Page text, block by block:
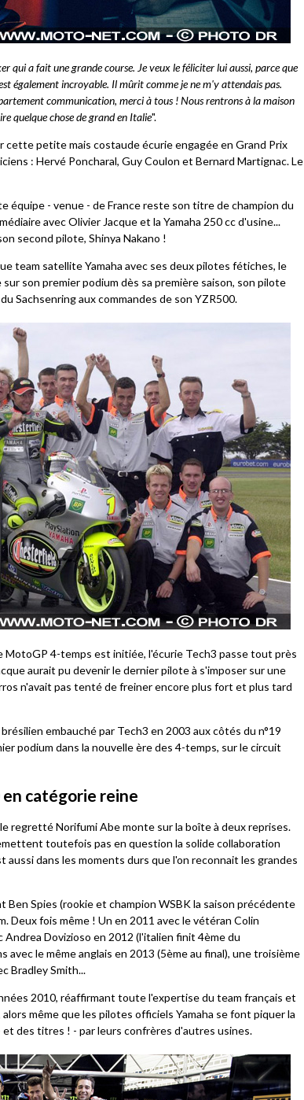
qui a fait une grande course. Je veux le féliciter lui aussi, parce que
également incroyable. Il mûrit comme je ne m'y attendais pas.
communication, merci à tous ! Nous rentrons à la maison
quelque chose de grand en Italie".
cette petite mais costaude écurie engagée en Grand Prix
: Hervé Poncharal, Guy Coulon et Bernard Martignac. Le
équipe - venue - de France reste son titre de champion du
avec Olivier Jacque et la Yamaha 250 cc d'usine...
second pilote, Shinya Nakano !
team satellite Yamaha avec ses deux pilotes fétiches, le
son premier podium dès sa première saison, son pilote
Sachsenring aux commandes de son YZR500.
MotoGP 4-temps est initiée, l'écurie Tech3 passe tout près
aurait pu devenir le dernier pilote à s'imposer sur une
n'avait pas tenté de freiner encore plus fort et plus tard
embauché par Tech3 en 2003 aux côtés du n°19
podium dans la nouvelle ère des 4-temps, sur le circuit
en catégorie reine
regretté Norifumi Abe monte sur la boîte à deux reprises.
toutefois pas en question la solide collaboration
aussi dans les moments durs que l'on reconnait les grandes
Spies (rookie et champion WSBK la saison précédente
Deux fois même ! Un en 2011 avec le vétéran Colin
Dovizioso en 2012 (l'italien finit 4ème du
le même anglais en 2013 (5ème au final), une troisième
Bradley Smith...
2010, réaffirmant toute l'expertise du team français et
même que les pilotes officiels Yamaha se font piquer la
des titres ! - par leurs confrères d'autres usines.